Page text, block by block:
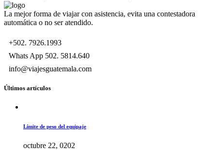
La mejor forma de viajar con asistencia, evita una contestadora
automática o no ser atendido.
+502. 7926.1993
Whats App 502. 5814.640
info@viajesguatemala.com
Últimos artículos
Límite de peso del equipaje
octubre 22, 0202